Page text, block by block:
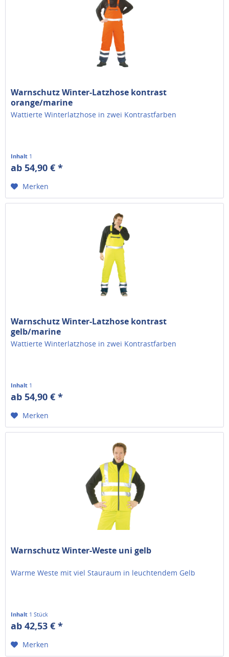
Warnschutz Winter-Latzhose kontrast
orange/marine
Wattierte Winterlatzhose in zwei Kontrastfarben
Inhalt 1
ab 54,90 € *
Merken
Warnschutz Winter-Latzhose kontrast
gelb/marine
Wattierte Winterlatzhose in zwei Kontrastfarben
Inhalt 1
ab 54,90 € *
Merken
Warnschutz Winter-Weste uni gelb
Warme Weste mit viel Stauraum in leuchtendem Gelb
Inhalt 1 Stück
ab 42,53 € *
Merken